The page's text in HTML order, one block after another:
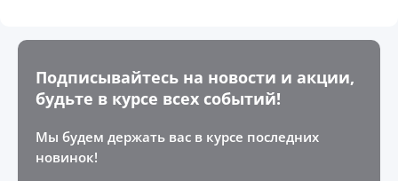
Подписывайтесь на новости и акции,
будьте в курсе всех событий!
Мы будем держать вас в курсе последних
новинок!